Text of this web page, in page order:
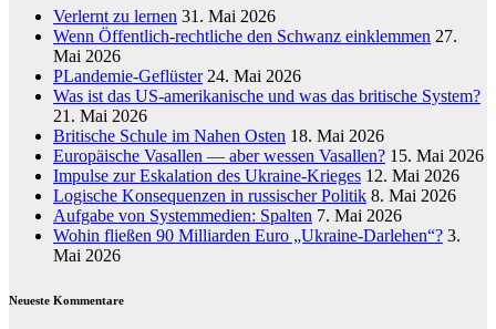
Verlernt zu lernen 31. Mai 2026
Wenn Öffentlich-rechtliche den Schwanz einklemmen 27.
Mai 2026
PLandemie-Geflüster 24. Mai 2026
Was ist das US-amerikanische und was das britische System?
21. Mai 2026
Britische Schule im Nahen Osten 18. Mai 2026
Europäische Vasallen — aber wessen Vasallen? 15. Mai 2026
Impulse zur Eskalation des Ukraine-Krieges 12. Mai 2026
Logische Konsequenzen in russischer Politik 8. Mai 2026
Aufgabe von Systemmedien: Spalten 7. Mai 2026
Wohin fließen 90 Milliarden Euro „Ukraine-Darlehen“? 3.
Mai 2026
Neueste Kommentare